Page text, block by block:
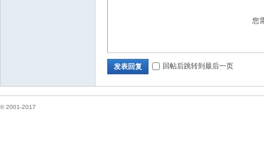
您
发表回复 回帖后跳转到最后一页
© 2001-2017